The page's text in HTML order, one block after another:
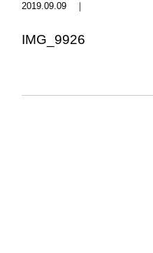
2019.09.09 ｜
IMG_9926